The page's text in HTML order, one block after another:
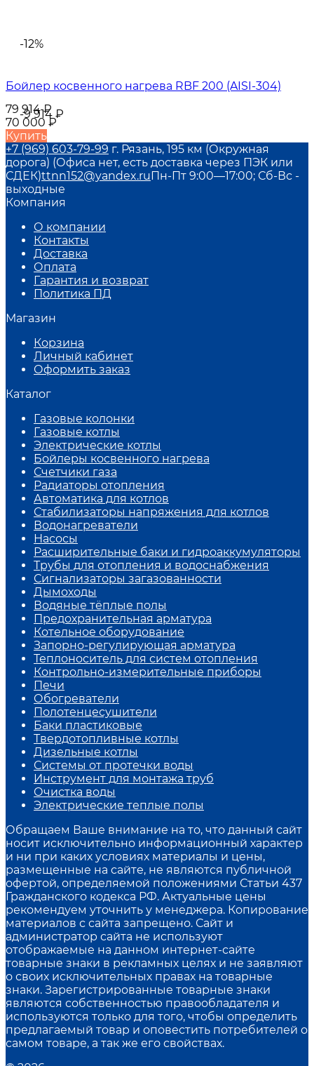
-12%
-9 914 ₽
Бойлер косвенного нагрева RBF 200 (AISI-304)
79 914₽
70 000 ₽
Купить
+7 (969) 603-79-99 г. Рязань, 195 км (Окружная
дорога) (Офиса нет, есть доставка через ПЭК или
СДЕК)ttnn152@yandex.ruПн-Пт 9:00—17:00; Сб-Вс -
выходные
Компания
О компании
Контакты
Доставка
Оплата
Гарантия и возврат
Политика ПД
Магазин
Корзина
Личный кабинет
Оформить заказ
Каталог
Газовые колонки
Газовые котлы
Электрические котлы
Бойлеры косвенного нагрева
Счетчики газа
Радиаторы отопления
Автоматика для котлов
Стабилизаторы напряжения для котлов
Водонагреватели
Насосы
Расширительные баки и гидроаккумуляторы
Трубы для отопления и водоснабжения
Сигнализаторы загазованности
Дымоходы
Водяные тёплые полы
Предохранительная арматура
Котельное оборудование
Запорно-регулирующая арматура
Теплоноситель для систем отопления
Контрольно-измерительные приборы
Печи
Обогреватели
Полотенцесушители
Баки пластиковые
Твердотопливные котлы
Дизельные котлы
Системы от протечки воды
Инструмент для монтажа труб
Очистка воды
Электрические теплые полы
Обращаем Ваше внимание на то, что данный сайт
носит исключительно информационный характер
и ни при каких условиях материалы и цены,
размещенные на сайте, не являются публичной
офертой, определяемой положениями Статьи 437
Гражданского кодекса РФ. Актуальные цены
рекомендуем уточнить у менеджера. Копирование
материалов с сайта запрещено. Сайт и
администратор сайта не используют
отображаемые на данном интернет-сайте
товарные знаки в рекламных целях и не заявляют
о своих исключительных правах на товарные
знаки. Зарегистрированные товарные знаки
являются собственностью правообладателя и
используются только для того, чтобы определить
предлагаемый товар и оповестить потребителей о
самом товаре, а так же его свойствах.